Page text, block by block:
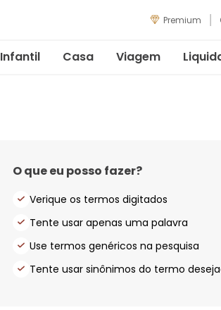
Premium
Infantil Casa Viagem
O que eu posso fazer?
Verique os termos digitados
Tente usar apenas uma palavra
Use termos genéricos na pesquisa
Tente usar sinônimos do termo